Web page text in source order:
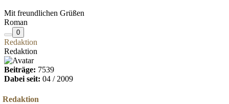
Mit freundlichen Grüßen
Roman
0
Redaktion
Redaktion
Beiträge: 7539
Dabei seit: 04 / 2009
Redaktion